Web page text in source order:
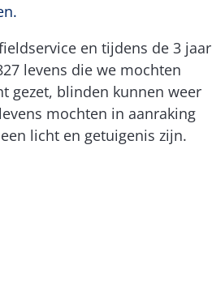
en tijdens de 3 jaar
levens die we mochten
gezet, blinden kunnen weer
mochten in aanraking
licht en getuigenis zijn.